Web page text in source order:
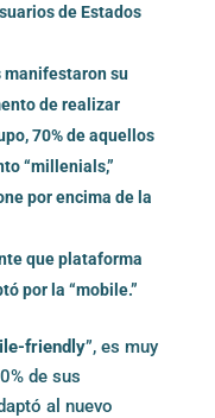
de Estados
manifestaron su
de realizar
70% de aquellos
“millenials,”
por encima de la
que plataforma
por la “mobile.”
friendly”, es muy
de sus
al nuevo